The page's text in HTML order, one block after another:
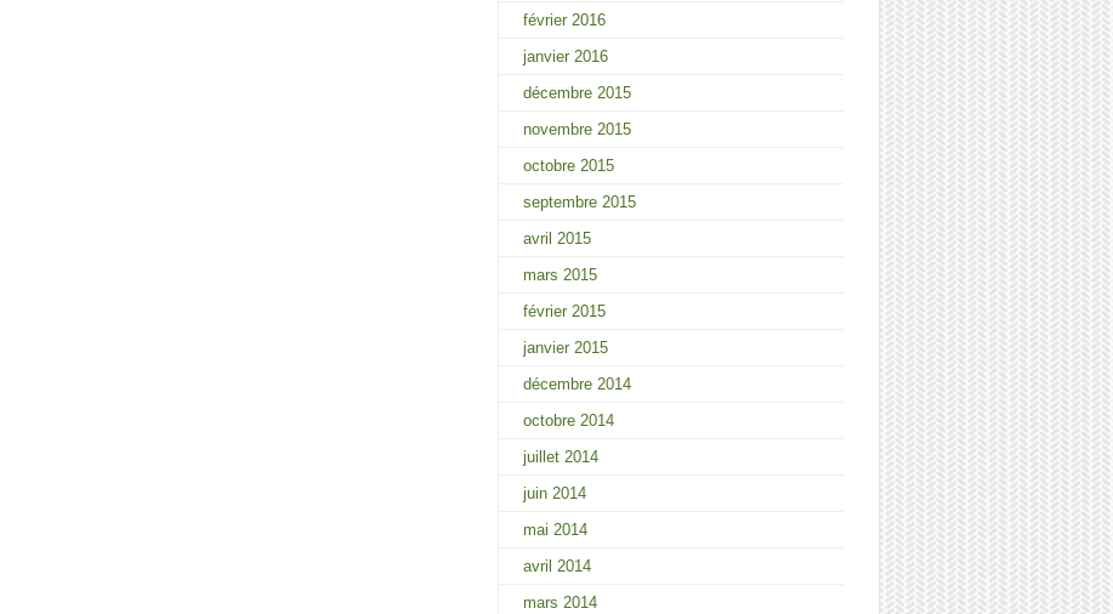
février 2016
janvier 2016
décembre 2015
novembre 2015
octobre 2015
septembre 2015
avril 2015
mars 2015
février 2015
janvier 2015
décembre 2014
octobre 2014
juillet 2014
juin 2014
mai 2014
avril 2014
mars 2014